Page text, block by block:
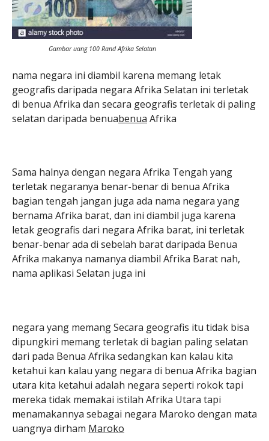
Gambar uang 100 Rand Afrika Selatan
nama negara ini diambil karena memang letak
geografis daripada negara Afrika Selatan ini terletak
di benua Afrika dan secara geografis terletak di paling
selatan daripada benuabenua Afrika
Sama halnya dengan negara Afrika Tengah yang
terletak negaranya benar-benar di benua Afrika
bagian tengah jangan juga ada nama negara yang
bernama Afrika barat, dan ini diambil juga karena
letak geografis dari negara Afrika barat, ini terletak
benar-benar ada di sebelah barat daripada Benua
Afrika makanya namanya diambil Afrika Barat nah,
nama aplikasi Selatan juga ini
negara yang memang Secara geografis itu tidak bisa
dipungkiri memang terletak di bagian paling selatan
dari pada Benua Afrika sedangkan kan kalau kita
ketahui kan kalau yang negara di benua Afrika bagian
utara kita ketahui adalah negara seperti rokok tapi
mereka tidak memakai istilah Afrika Utara tapi
menamakannya sebagai negara Maroko dengan mata
uangnya dirham Maroko